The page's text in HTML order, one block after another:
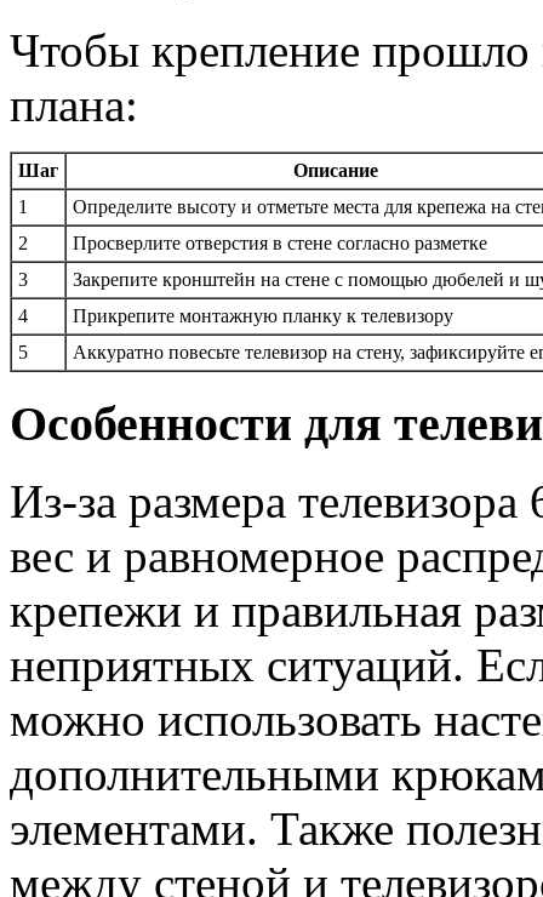
Чтобы крепление прошло
плана:
Шаг
Описание
1
Определите высоту и отметьте места для крепежа на
2
Просверлите отверстия в стене согласно разметке
3
Закрепите кронштейн на стене с помощью дюбелей и
4
Прикрепите монтажную планку к телевизору
5
Аккуратно повесьте телевизор на стену, зафиксируйте
Особенности для
Из-за размера
вес и равномерное
крепежи и правильная
неприятных ситуаций.
можно использовать
дополнительными
элементами. Также
между стеной и